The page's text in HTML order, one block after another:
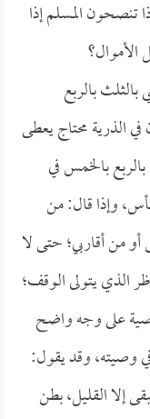
تنصحون المسلم إذا
الأموال؟
بالربع
الذرية محتاج يعطى
بالخمس في
وإذا قال: من
من أقاربي؛ حتى لا
الذي يتولى الوقف؛
على وجه واضح
وصيته، وقد يقول:
إلا القليل، بطن